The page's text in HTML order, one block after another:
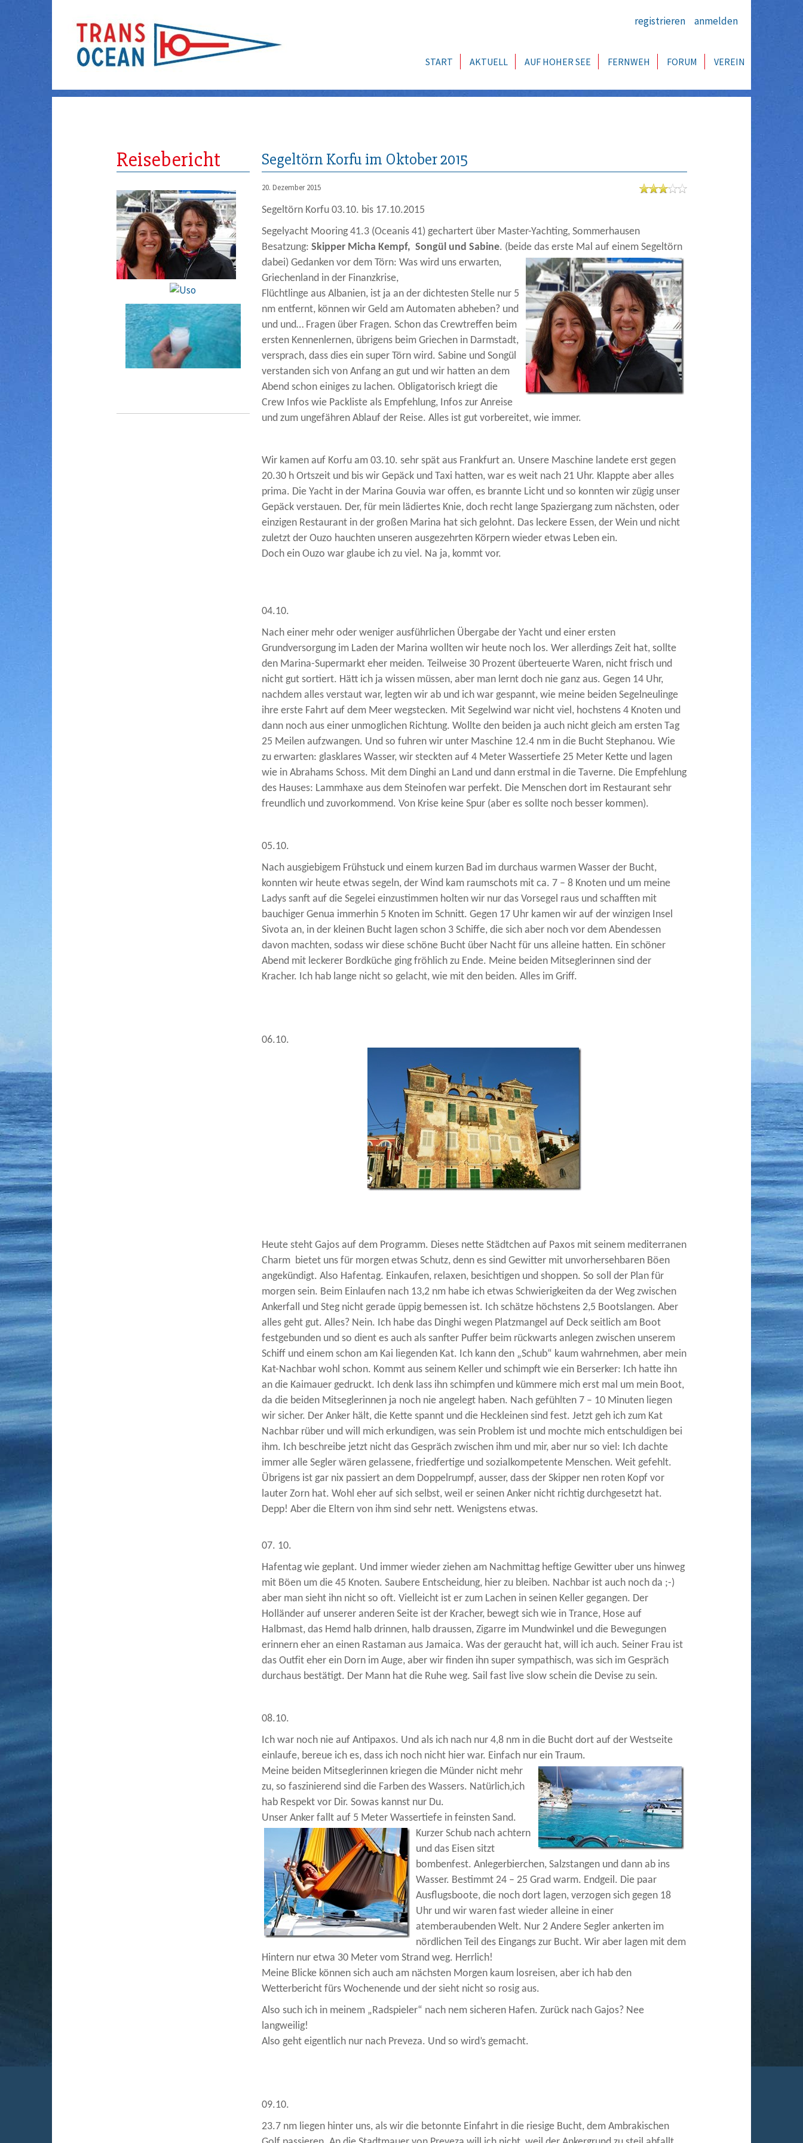
registrieren anmelden
START AKTUELL AUF HOHER SEE FERNWEH FORUM VEREIN
Reisebericht Segeltörn Korfu im Oktober 2015
20. Dezember 2015
Segeltörn Korfu 03.10. bis 17.10.2015
Segelyacht Mooring 41.3 (Oceanis 41) gechartert über Master-Yachting, Sommerhausen
Besatzung:Skipper Micha Kempf, Songül und Sabine. (beide das erste Mal auf einem Segeltörn
dabei) Gedanken vor dem Törn: Was wird uns erwarten,
Griechenland in der Finanzkrise,
Flüchtlinge aus Albanien, ist ja an der dichtesten Stelle nur 5
nm entfernt, können wir Geld am Automaten abheben? und
und und… Fragen über Fragen. Schon das Crewtreffen beim
ersten Kennenlernen, übrigens beim Griechen in Darmstadt,
versprach, dass dies ein super Törn wird. Sabine und Songül
verstanden sich von Anfang an gut und wir hatten an dem
Abend schon einiges zu lachen. Obligatorisch kriegt die
Crew Infos wie Packliste als Empfehlung, Infos zur Anreise
und zum ungefähren Ablauf der Reise. Alles ist gut vorbereitet, wie immer.
Wir kamen auf Korfu am 03.10. sehr spät aus Frankfurt an. Unsere Maschine landete erst gegen
20.30 h Ortszeit und bis wir Gepäck und Taxi hatten, war es weit nach 21 Uhr. Klappte aber alles
prima. Die Yacht in der Marina Gouvia war offen, es brannte Licht und so konnten wir zügig unser
Gepäck verstauen. Der, für mein lädiertes Knie, doch recht lange Spaziergang zum nächsten, oder
einzigen Restaurant in der großen Marina hat sich gelohnt. Das leckere Essen, der Wein und nicht
zuletzt der Ouzo hauchten unseren ausgezehrten Körpern wieder etwas Leben ein.
Doch ein Ouzo war glaube ich zu viel. Na ja, kommt vor.
04.10.
Nach einer mehr oder weniger ausführlichen Übergabe der Yacht und einer ersten
Grundversorgung im Laden der Marina wollten wir heute noch los. Wer allerdings Zeit hat, sollte
den Marina-Supermarkt eher meiden. Teilweise 30 Prozent überteuerte Waren, nicht frisch und
nicht gut sortiert. Hätt ich ja wissen müssen, aber man lernt doch nie ganz aus. Gegen 14 Uhr,
nachdem alles verstaut war, legten wir ab und ich war gespannt, wie meine beiden Segelneulinge
ihre erste Fahrt auf dem Meer wegstecken. Mit Segelwind war nicht viel, hochstens 4 Knoten und
dann noch aus einer unmoglichen Richtung. Wollte den beiden ja auch nicht gleich am ersten Tag
25 Meilen aufzwangen. Und so fuhren wir unter Maschine 12.4 nm in die Bucht Stephanou. Wie
zu erwarten: glasklares Wasser, wir steckten auf 4 Meter Wassertiefe 25 Meter Kette und lagen
wie in Abrahams Schoss. Mit dem Dinghi an Land und dann erstmal in die Taverne. Die Empfehlung
des Hauses: Lammhaxe aus dem Steinofen war perfekt. Die Menschen dort im Restaurant sehr
freundlich und zuvorkommend. Von Krise keine Spur (aber es sollte noch besser kommen).
05.10.
Nach ausgiebigem Frühstuck und einem kurzen Bad im durchaus warmen Wasser der Bucht,
konnten wir heute etwas segeln, der Wind kam raumschots mit ca. 7 – 8 Knoten und um meine
Ladys sanft auf die Segelei einzustimmen holten wir nur das Vorsegel raus und schafften mit
bauchiger Genua immerhin 5 Knoten im Schnitt. Gegen 17 Uhr kamen wir auf der winzigen Insel
Sivota an, in der kleinen Bucht lagen schon 3 Schiffe, die sich aber noch vor dem Abendessen
davon machten, sodass wir diese schöne Bucht über Nacht für uns alleine hatten. Ein schöner
Abend mit leckerer Bordküche ging fröhlich zu Ende. Meine beiden Mitseglerinnen sind der
Kracher. Ich hab lange nicht so gelacht, wie mit den beiden. Alles im Griff.
06.10.
Heute steht Gajos auf dem Programm. Dieses nette Städtchen auf Paxos mit seinem mediterranen
Charm bietet uns für morgen etwas Schutz, denn es sind Gewitter mit unvorhersehbaren Böen
angekündigt. Also Hafentag. Einkaufen, relaxen, besichtigen und shoppen. So soll der Plan für
morgen sein. Beim Einlaufen nach 13,2 nm habe ich etwas Schwierigkeiten da der Weg zwischen
Ankerfall und Steg nicht gerade üppig bemessen ist. Ich schätze höchstens 2,5 Bootslangen. Aber
alles geht gut. Alles? Nein. Ich habe das Dinghi wegen Platzmangel auf Deck seitlich am Boot
festgebunden und so dient es auch als sanfter Puffer beim rückwarts anlegen zwischen unserem
Schiff und einem schon am Kai liegenden Kat. Ich kann den „Schub“ kaum wahrnehmen, aber mein
Kat-Nachbar wohl schon. Kommt aus seinem Keller und schimpft wie ein Berserker: Ich hatte ihn
an die Kaimauer gedruckt. Ich denk lass ihn schimpfen und kümmere mich erst mal um mein Boot,
da die beiden Mitseglerinnen ja noch nie angelegt haben. Nach gefühlten 7 – 10 Minuten liegen
wir sicher. Der Anker hält, die Kette spannt und die Heckleinen sind fest. Jetzt geh ich zum Kat
Nachbar rüber und will mich erkundigen, was sein Problem ist und mochte mich entschuldigen bei
ihm. Ich beschreibe jetzt nicht das Gespräch zwischen ihm und mir, aber nur so viel: Ich dachte
immer alle Segler wären gelassene, friedfertige und sozialkompetente Menschen. Weit gefehlt.
Übrigens ist gar nix passiert an dem Doppelrumpf, ausser, dass der Skipper nen roten Kopf vor
lauter Zorn hat. Wohl eher auf sich selbst, weil er seinen Anker nicht richtig durchgesetzt hat.
Depp! Aber die Eltern von ihm sind sehr nett. Wenigstens etwas.
07. 10.
Hafentag wie geplant. Und immer wieder ziehen am Nachmittag heftige Gewitter uber uns hinweg
mit Böen um die 45 Knoten. Saubere Entscheidung, hier zu bleiben. Nachbar ist auch noch da ;-)
aber man sieht ihn nicht so oft. Vielleicht ist er zum Lachen in seinen Keller gegangen. Der
Holländer auf unserer anderen Seite ist der Kracher, bewegt sich wie in Trance, Hose auf
Halbmast, das Hemd halb drinnen, halb draussen, Zigarre im Mundwinkel und die Bewegungen
erinnern eher an einen Rastaman aus Jamaica. Was der geraucht hat, will ich auch. Seiner Frau ist
das Outfit eher ein Dorn im Auge, aber wir finden ihn super sympathisch, was sich im Gespräch
durchaus bestätigt. Der Mann hat die Ruhe weg. Sail fast live slow schein die Devise zu sein.
08.10.
Ich war noch nie auf Antipaxos. Und als ich nach nur 4,8 nm in die Bucht dort auf der Westseite
einlaufe, bereue ich es, dass ich noch nicht hier war. Einfach nur ein Traum.
Meine beiden Mitseglerinnen kriegen die Münder nicht mehr
zu, so faszinierend sind die Farben des Wassers. Natürlich,ich
hab Respekt vor Dir. Sowas kannst nur Du.
Unser Anker fallt auf 5 Meter Wassertiefe infeinsten Sand.
Kurzer Schub nach achtern
und das Eisen sitzt
bombenfest. Anlegerbierchen, Salzstangen und dann ab ins
Wasser. Bestimmt 24 – 25 Grad warm. Endgeil. Die paar
Ausflugsboote, die noch dort lagen, verzogen sich gegen 18
Uhr und wir waren fast wieder alleine in einer
atemberaubenden Welt. Nur 2 Andere Segler ankerten im
nördlichen Teil des Eingangs zur Bucht. Wir aber lagen mit dem
Hintern nur etwa 30 Meter vom Strand weg. Herrlich!
Meine Blicke können sich auch am nächsten Morgen kaum losreisen, aber ich hab den
Wetterbericht fürs Wochenende und der sieht nicht so rosig aus.
Also such ich in meinem „Radspieler“ nach nem sicheren Hafen. Zurück nach Gajos? Nee
langweilig!
Also geht eigentlich nur nach Preveza. Und so wird’s gemacht.
09.10.
23.7 nm liegen hinter uns, als wir die betonnte Einfahrt in die riesige Bucht, dem Ambrakischen